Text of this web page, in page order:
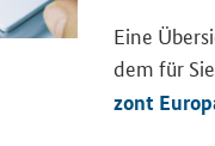
Eine
dem für
zont